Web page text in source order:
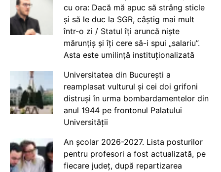
cu ora: Dacă mă apuc să strâng sticle
și să le duc la SGR, câștig mai mult
într-o zi / Statul îți aruncă niște
mărunțiș și îți cere să-i spui „salariu”.
Asta este umilință instituționalizată
Universitatea din București a
reamplasat vulturul și cei doi grifoni
distruși în urma bombardamentelor din
anul 1944 pe frontonul Palatului
Universității
An școlar 2026-2027. Lista posturilor
pentru profesori a fost actualizată, pe
fiecare județ, după repartizarea